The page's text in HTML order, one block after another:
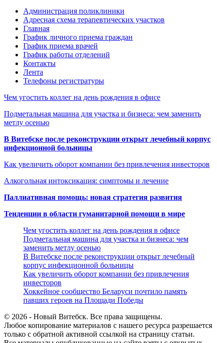
Администрация поликлиники
Адресная схема терапевтических участков
Главная
График личного приема граждан
График приема врачей
График работы отделений
Контакты
Лента
Телефоны регистратуры
Чем угостить коллег на день рождения в офисе
Подметальная машина для участка и бизнеса: чем заменить
метлу осенью
В Витебске после реконструкции открыт лечебный корпус
инфекционной больницы
Как увеличить оборот компании без привлечения инвесторов
Алкогольная интоксикация: симптомы и лечение
Паллиативная помощь: новая стратегия развития
Тенденции в области гуманитарной помощи в мире
Чем угостить коллег на день рождения в офисе
Подметальная машина для участка и бизнеса: чем
заменить метлу осенью
В Витебске после реконструкции открыт лечебный
корпус инфекционной больницы
Как увеличить оборот компании без привлечения
инвесторов
Хоккейное сообщество Беларуси почтило память
павших героев на Площади Победы
© 2026 - Новый Витебск. Все права защищены.
Любое копирование материалов с нашего ресурса разрешается
только с обратной активной ссылкой на страницу статьи.